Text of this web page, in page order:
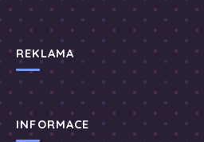
REKLAMA
INFORMACE